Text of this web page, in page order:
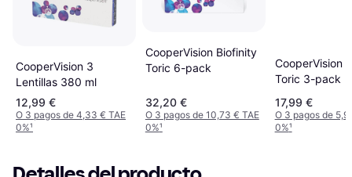
CooperVision 3
Lentillas 380 ml
12,99 €
O 3 pagos de 4,33 € TAE
0%¹
CooperVision Biofinity
Toric 6-pack
32,20 €
O 3 pagos de 10,73 € TAE
0%¹
CooperVision
Toric 3-pack
17,99 €
O 3 pagos de
0%¹